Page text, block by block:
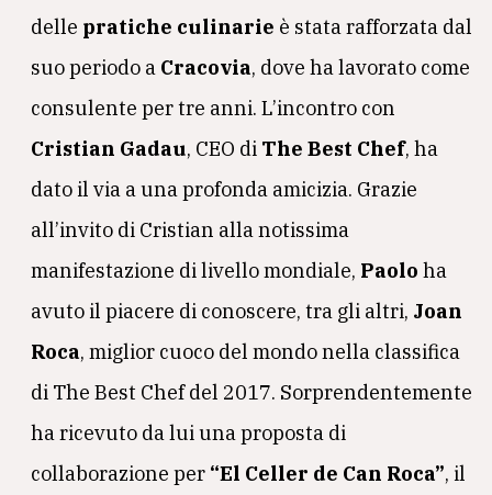
delle pratiche culinarie è stata rafforzata dal
suo periodo a Cracovia, dove ha lavorato come
consulente per tre anni. L’incontro con
Cristian Gadau, CEO di The Best Chef, ha
dato il via a una profonda amicizia. Grazie
all’invito di Cristian alla notissima
manifestazione di livello mondiale, Paolo ha
avuto il piacere di conoscere, tra gli altri, Joan
Roca, miglior cuoco del mondo nella classifica
di The Best Chef del 2017. Sorprendentemente
ha ricevuto da lui una proposta di
collaborazione per “El Celler de Can Roca”, il